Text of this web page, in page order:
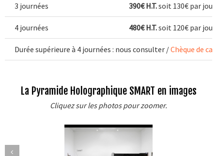
3 journées 390€ H.T.soit 130€ par jour
4 journées 480€ H.T.soit 120€ par jour
Durée supérieure à 4 journées : nous consulter /Chèque de
La Pyramide Holographique SMART en images
Cliquez sur les photos pour zoomer.